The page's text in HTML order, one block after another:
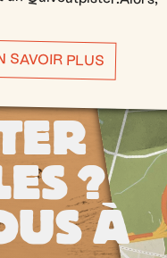
SAVOIR PLUS
?
À